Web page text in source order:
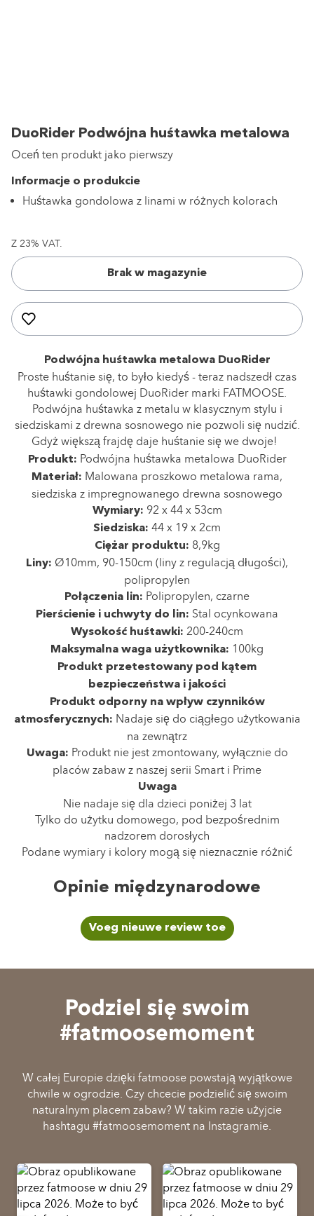
DuoRider Podwójna huśtawka metalowa
Oceń ten produkt jako pierwszy
Informacje o produkcie
Huśtawka gondolowa z linami w różnych kolorach
Z 23% VAT.
Brak w magazynie
Podwójna huśtawka metalowa DuoRider
Proste huśtanie się, to było kiedyś - teraz nadszedł czas
huśtawki gondolowej DuoRider marki FATMOOSE.
Podwójna huśtawka z metalu w klasycznym stylu i
siedziskami z drewna sosnowego nie pozwoli się nudzić.
Gdyż większą frajdę daje huśtanie się we dwoje!
Produkt: Podwójna huśtawka metalowa DuoRider
Materiał: Malowana proszkowo metalowa rama,
siedziska z impregnowanego drewna sosnowego
Wymiary: 92 x 44 x 53cm
Siedziska: 44 x 19 x 2cm
Ciężar produktu: 8,9kg
Liny: Ø10mm, 90-150cm (liny z regulacją długości),
polipropylen
Połączenia lin: Polipropylen, czarne
Pierścienie i uchwyty do lin: Stal ocynkowana
Wysokość huśtawki: 200-240cm
Maksymalna waga użytkownika: 100kg
Produkt przetestowany pod kątem
bezpieczeństwa i jakości
Produkt odporny na wpływ czynników
atmosferycznych: Nadaje się do ciągłego użytkowania
na zewnątrz
Uwaga: Produkt nie jest zmontowany, wyłącznie do
placów zabaw z naszej serii Smart i Prime
Uwaga
Nie nadaje się dla dzieci poniżej 3 lat
Tylko do użytku domowego, pod bezpośrednim
nadzorem dorosłych
Podane wymiary i kolory mogą się nieznacznie różnić
Opinie międzynarodowe
Voeg nieuwe review toe
Podziel się swoim
#fatmoosemoment
W całej Europie dzięki fatmoose powstają wyjątkowe
chwile w ogrodzie. Czy chcecie podzielić się swoim
naturalnym placem zabaw? W takim razie użyjcie
hashtagu #fatmoosemoment na Instagramie.